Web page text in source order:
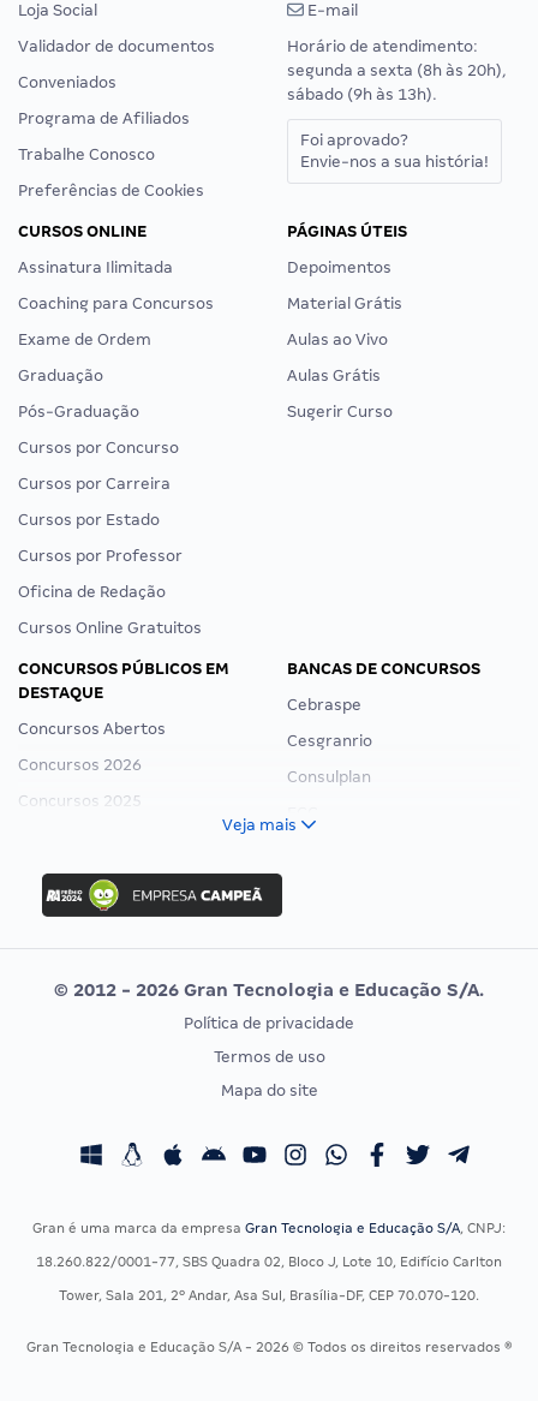
Loja Social
Validador de documentos
Conveniados
Programa de Afiliados
Trabalhe Conosco
Preferências de Cookies
E-mail
Horário de atendimento:
segunda a sexta (8h às 20h),
sábado (9h às 13h).
Foi aprovado?
Envie-nos a sua história!
CURSOS ONLINE
Assinatura Ilimitada
Coaching para Concursos
Exame de Ordem
Graduação
Pós-Graduação
Cursos por Concurso
Cursos por Carreira
Cursos por Estado
Cursos por Professor
Oficina de Redação
Cursos Online Gratuitos
PÁGINAS ÚTEIS
Depoimentos
Material Grátis
Aulas ao Vivo
Aulas Grátis
Sugerir Curso
CONCURSOS PÚBLICOS EM
DESTAQUE
Concursos Abertos
Concursos 2026
Concursos 2025
Concurso Ibama
Concurso MPU
Editais publicados
BANCAS DE CONCURSOS
Cebraspe
Cesgranrio
Consulplan
Vunesp
CONCURSOS POR PROFISSÃO
Concursos Fiscais
Concursos Saúde
Residência Multiprofissional
EXAME DE ORDEM
Calendário OAB
Veja mais
© 2012 - 2026 Gran Tecnologia e Educação S/A.
Política de privacidade
Termos de uso
Mapa do site
Gran é uma marca da empresa Gran Tecnologia e Educação S/A, CNPJ:
18.260.822/0001-77, SBS Quadra 02, Bloco J, Lote 10, Edifício Carlton
Tower, Sala 201, 2º Andar, Asa Sul, Brasília-DF, CEP 70.070-120.
Gran Tecnologia e Educação S/A - 2026 © Todos os direitos reservados ®